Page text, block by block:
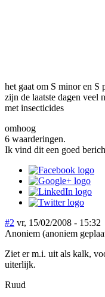
het gaat om S minor en S
zijn de laatste dagen veel
met insecticides
omhoog
6 waarderingen.
Ik vind dit een goed
#2 vr, 15/02/2008 - 15:32
Anoniem (anoniem
Ziet er m.i. uit als kalk,
uiterlijk.
Ruud